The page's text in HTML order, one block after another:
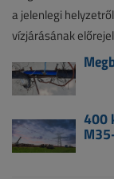
a jelenlegi
vízjárásának
400